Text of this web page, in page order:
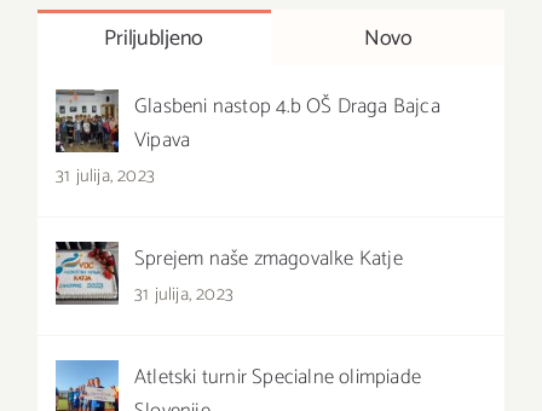
Priljubljeno Novo
Glasbeni nastop 4.b OŠ Draga Bajca
Vipava
31 julija, 2023
Sprejem naše zmagovalke Katje
31 julija, 2023
Atletski turnir Specialne olimpiade